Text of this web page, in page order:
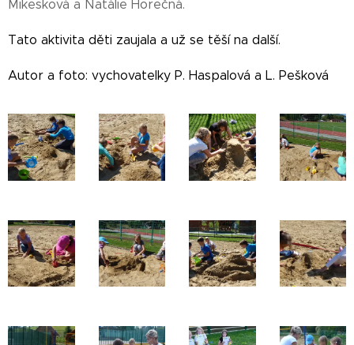
Mikesková a Natálie Horečná.
Tato aktivita děti zaujala a už se těší na další.
Autor a foto: vychovatelky P. Haspalová a L. Pešková